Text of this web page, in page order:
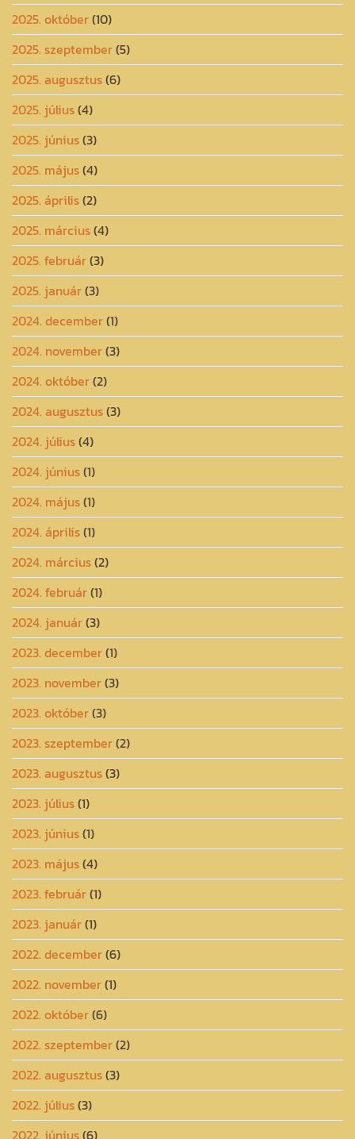
2025. október(10)
2025. szeptember(5)
2025. augusztus(6)
2025. július(4)
2025. június(3)
2025. május(4)
2025. április(2)
2025. március(4)
2025. február(3)
2025. január(3)
2024. december(1)
2024. november(3)
2024. október(2)
2024. augusztus(3)
2024. július(4)
2024. június(1)
2024. május(1)
2024. április(1)
2024. március(2)
2024. február(1)
2024. január(3)
2023. december(1)
2023. november(3)
2023. október(3)
2023. szeptember(2)
2023. augusztus(3)
2023. július(1)
2023. június(1)
2023. május(4)
2023. február(1)
2023. január(1)
2022. december(6)
2022. november(1)
2022. október(6)
2022. szeptember(2)
2022. augusztus(3)
2022. július(3)
2022. június(6)